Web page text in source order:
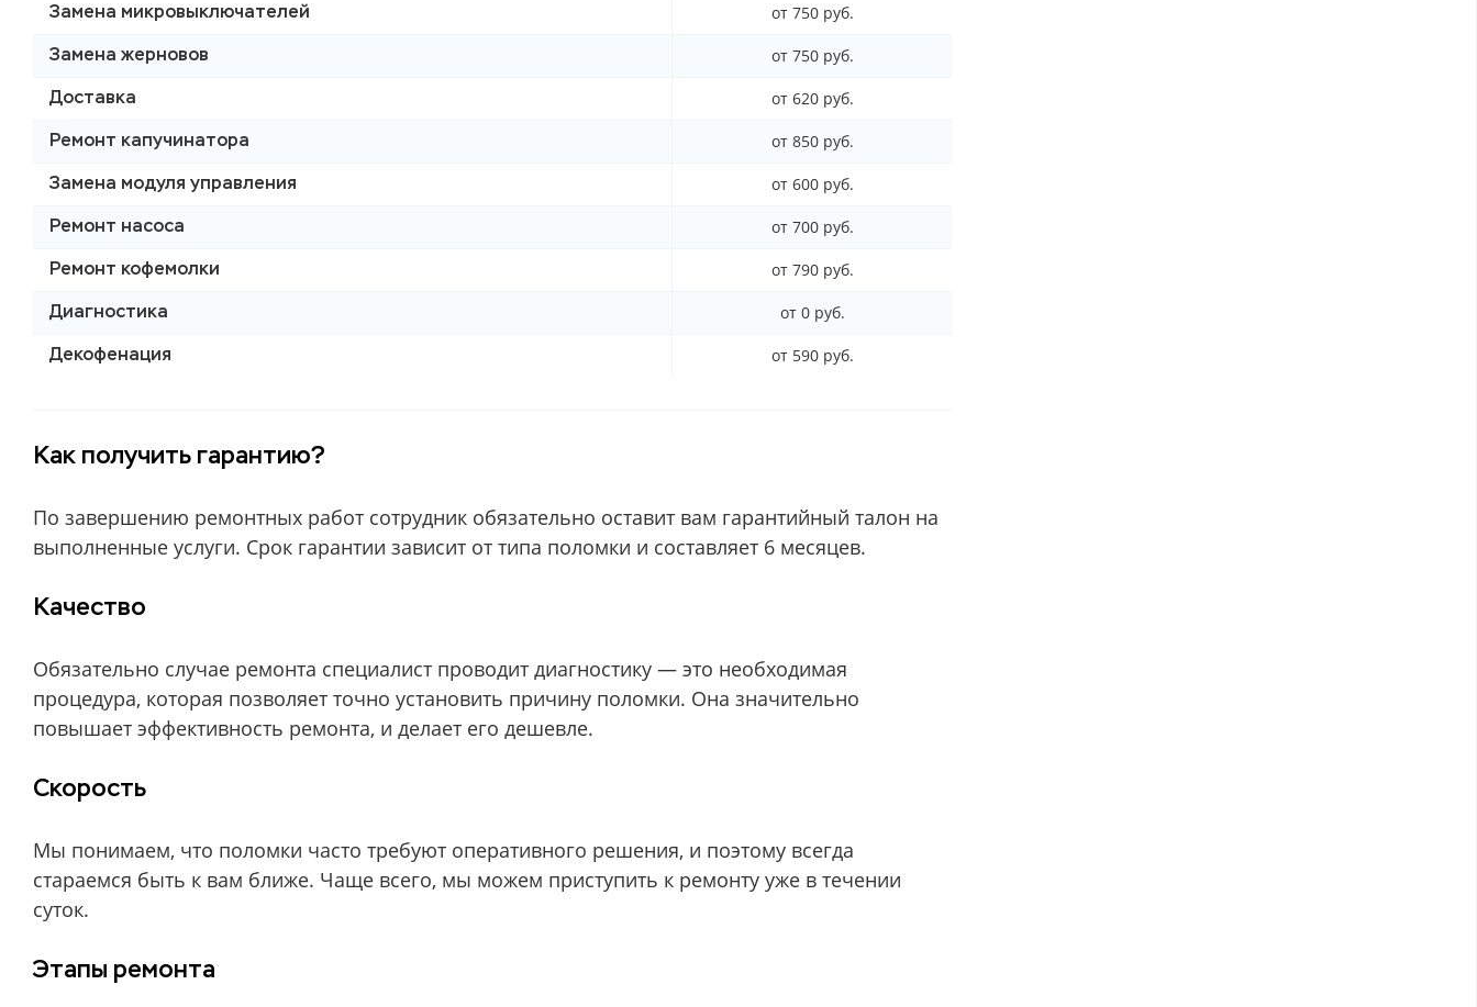
Замена микровыключателей от 750 руб.
Замена жерновов от 750 руб.
Доставка от 620 руб.
Ремонт капучинатора от 850 руб.
Замена модуля управления от 600 руб.
Ремонт насоса от 700 руб.
Ремонт кофемолки от 790 руб.
Диагностика от 0 руб.
Декофенация от 590 руб.
Как получить гарантию?
По завершению ремонтных работ сотрудник обязательно оставит вам гарантийный талон на
выполненные услуги. Срок гарантии зависит от типа поломки и составляет 6 месяцев.
Качество
Обязательно случае ремонта специалист проводит диагностику — это необходимая
процедура, которая позволяет точно установить причину поломки. Она значительно
повышает эффективность ремонта, и делает его дешевле.
Скорость
Мы понимаем, что поломки часто требуют оперативного решения, и поэтому всегда
стараемся быть к вам ближе. Чаще всего, мы можем приступить к ремонту уже в течении
суток.
Этапы ремонта